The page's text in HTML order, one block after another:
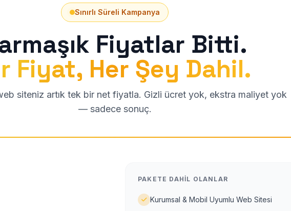
Sınırlı Süreli Kampanya
Fiyatlar Bitti.
Fiyat, Her Şey Dahil.
siteniz artık tek bir net fiyatla. Gizli ücret yok, ekstra maliyet yok
— sadece sonuç.
PAKETE DAHIL OLANLAR
Kurumsal & Mobil Uyumlu Web Sitesi